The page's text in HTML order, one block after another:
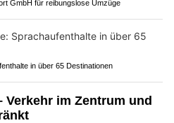
GmbH für reibungslose Umzüge
in über 65 Destinationen
Verkehr im Zentrum und